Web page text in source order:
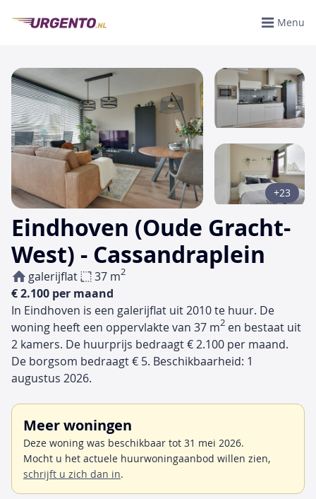
Menu
Eindhoven (Oude Gracht-
West) - Cassandraplein
galerijflat 37 m2
€ 2.100 per maand
+23
In Eindhoven is een galerijflat uit 2010 te huur. De
woning heeft een oppervlakte van 37 m2 en bestaat uit
2 kamers. De huurprijs bedraagt € 2.100 per maand.
De borgsom bedraagt € 5. Beschikbaarheid: 1
augustus 2026.
Meer woningen
Deze woning was beschikbaar tot 31 mei 2026.
Mocht u het actuele huurwoningaanbod willen zien,
schrijft u zich dan in.